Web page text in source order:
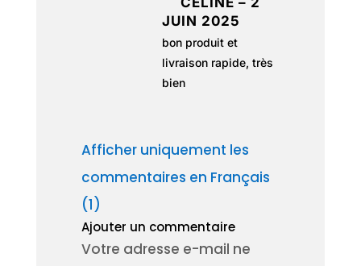
5
JUIN 2025
bon produit et
livraison rapide, très
bien
Afficher uniquement les
commentaires en Français
(1)
Ajouter un commentaire
Votre adresse e-mail ne